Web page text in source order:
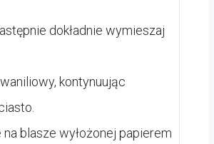
dokładnie wymieszaj
kontynuując
na blasze wyłożonej papierem